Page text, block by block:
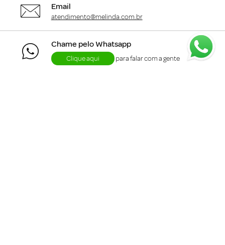
Email
atendimento@melinda.com.br
Chame pelo Whatsapp
Clique aqui para falar com a gente